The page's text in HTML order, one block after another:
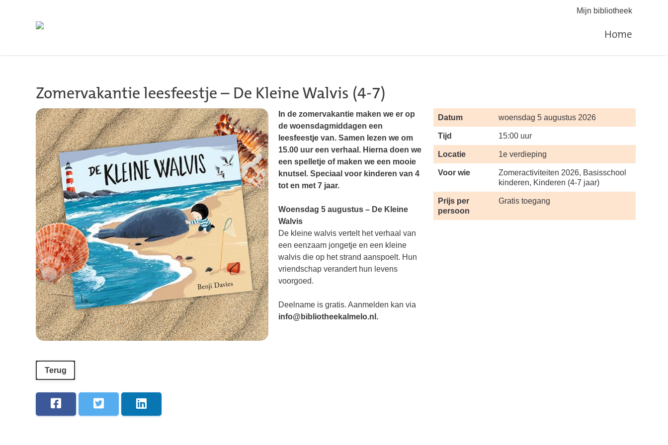
Terug naar hoofdinhoud
Mijn bibliotheek
Home
Zomervakantie leesfeestje – De Kleine Walvis (4-7)
In de zomervakantie maken we er op
de woensdagmiddagen een
leesfeestje van. Samen lezen we om
15.00 uur een verhaal. Hierna doen we
een spelletje of maken we een mooie
knutsel. Speciaal voor kinderen van 4
tot en met 7 jaar.
Woensdag 5 augustus – De Kleine
Walvis
De kleine walvis vertelt het verhaal van
een eenzaam jongetje en een kleine
walvis die op het strand aanspoelt. Hun
vriendschap verandert hun levens
voorgoed.
Deelname is gratis. Aanmelden kan via
info@bibliotheekalmelo.nl .
Datum woensdag 5 augustus 2026
Tijd 15:00 uur
Locatie 1e verdieping
Voor wie
Zomeractiviteiten 2026, Basisschool
kinderen, Kinderen (4-7 jaar)
Prijs per
persoon
Gratis toegang
Terug